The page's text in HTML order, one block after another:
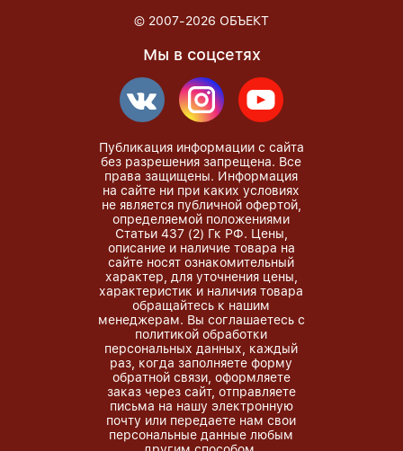
© 2007-2026 ОБЪЕКТ
Мы в соцсетях
Публикация информации с сайта
без разрешения запрещена. Все
права защищены. Информация
на сайте ни при каких условиях
не является публичной офертой,
определяемой положениями
Статьи 437 (2) Гк РФ. Цены,
описание и наличие товара на
сайте носят ознакомительный
характер, для уточнения цены,
характеристик и наличия товара
обращайтесь к нашим
менеджерам. Вы соглашаетесь с
политикой обработки
персональных данных, каждый
раз, когда заполняете форму
обратной связи, оформляете
заказ через сайт, отправляете
письма на нашу электронную
почту или передаете нам свои
персональные данные любым